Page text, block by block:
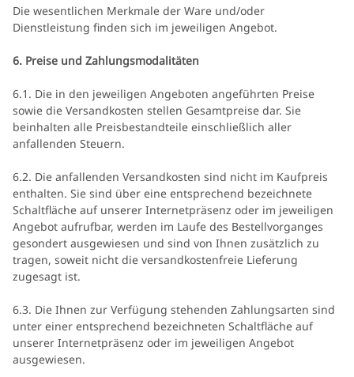
Die wesentlichen Merkmale der Ware und/oder
Dienstleistung finden sich im jeweiligen Angebot.
6. Preise und Zahlungsmodalitäten
6.1. Die in den jeweiligen Angeboten angeführten Preise
sowie die Versandkosten stellen Gesamtpreise dar. Sie
beinhalten alle Preisbestandteile einschließlich aller
anfallenden Steuern.
6.2. Die anfallenden Versandkosten sind nicht im Kaufpreis
enthalten. Sie sind über eine entsprechend bezeichnete
Schaltfläche auf unserer Internetpräsenz oder im jeweiligen
Angebot aufrufbar, werden im Laufe des Bestellvorganges
gesondert ausgewiesen und sind von Ihnen zusätzlich zu
tragen, soweit nicht die versandkostenfreie Lieferung
zugesagt ist.
6.3. Die Ihnen zur Verfügung stehenden Zahlungsarten sind
unter einer entsprechend bezeichneten Schaltfläche auf
unserer Internetpräsenz oder im jeweiligen Angebot
ausgewiesen.